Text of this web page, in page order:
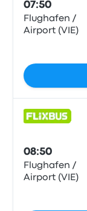
07:50
Flughafen /
Airport (VIE)
08:50
Flughafen /
Airport (VIE)